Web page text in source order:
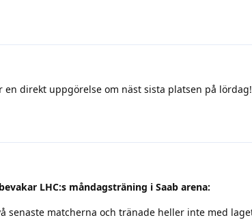
en direkt uppgörelse om näst sista platsen på lördag!
LHC:s måndagsträning i Saab arena:
senaste matcherna och tränade heller inte med